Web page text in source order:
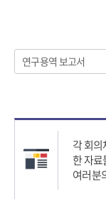
연구용역 보고서
각 회
한 자
여러분